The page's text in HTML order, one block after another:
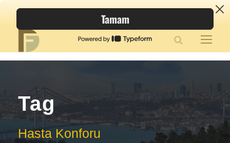
Tag
Hasta Konforu